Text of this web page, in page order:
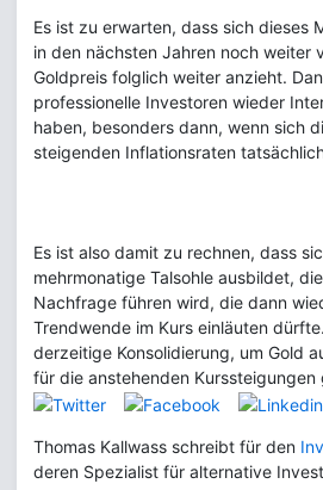
Es ist zu erwarten, dass sich dieses
in den nächsten Jahren noch weiter
Goldpreis folglich weiter anzieht.
professionelle Investoren wieder
haben, besonders dann, wenn sich
steigenden Inflationsraten
Es ist also damit zu rechnen, dass
mehrmonatige Talsohle ausbildet,
Nachfrage führen wird, die dann
Trendwende im Kurs einläuten
derzeitige Konsolidierung, um Gold
für die anstehenden Kurssteigungen
Thomas Kallwass schreibt für den
deren Spezialist für alternative